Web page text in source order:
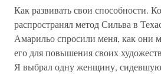
Как развивать свои способности.
распространял метод Сильва в
Амарильо спросили меня, как они
его для повышения своих
Я выбрал одну женщину,